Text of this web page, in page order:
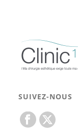
SUIVEZ-NOUS